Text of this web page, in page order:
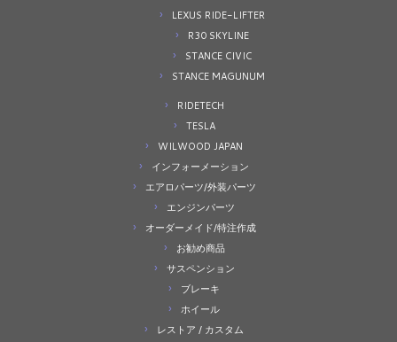
LEXUS RIDE-LIFTER
R30 SKYLINE
STANCE CIVIC
STANCE MAGUNUM
RIDETECH
TESLA
WILWOOD JAPAN
インフォーメーション
エアロパーツ/外装パーツ
エンジンパーツ
オーダーメイド/特注作成
お勧め商品
サスペンション
ブレーキ
ホイール
レストア / カスタム